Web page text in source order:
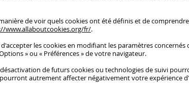
de voir quels cookies ont été définis et de
www.allaboutcookies.org/fr/.
les cookies en modifiant les paramètres
»ou « Préférences»de votre navigateur.
de futurs cookies ou technologies de suivi
autrement affecter négativement votre expérience